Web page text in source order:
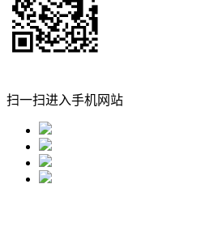
扫一扫进入手机网站